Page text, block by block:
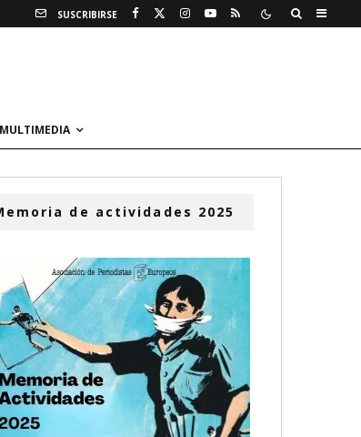
SUSCRIBIRSE
MULTIMEDIA
de actividades 2025